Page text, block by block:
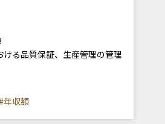
る品質保証、生産管理の管理
年収額